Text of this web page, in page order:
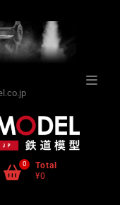
0
Total
¥0